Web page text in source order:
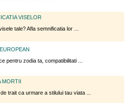
VISELOR
tale? Afla semnificatia lor ...
pentru zodia ta, compatibilitati ...
trait ca urmare a stilului tau viata ...